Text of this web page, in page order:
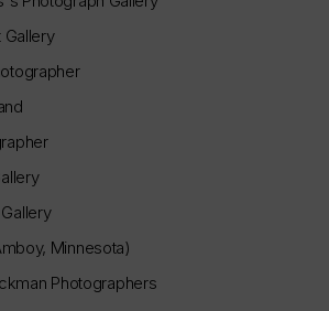
Gallery
Minnesota)
Photographers